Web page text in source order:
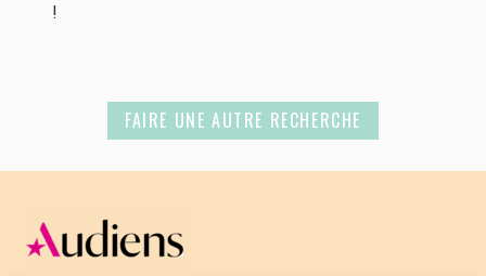
!
FAIRE UNE AUTRE RECHERCHE